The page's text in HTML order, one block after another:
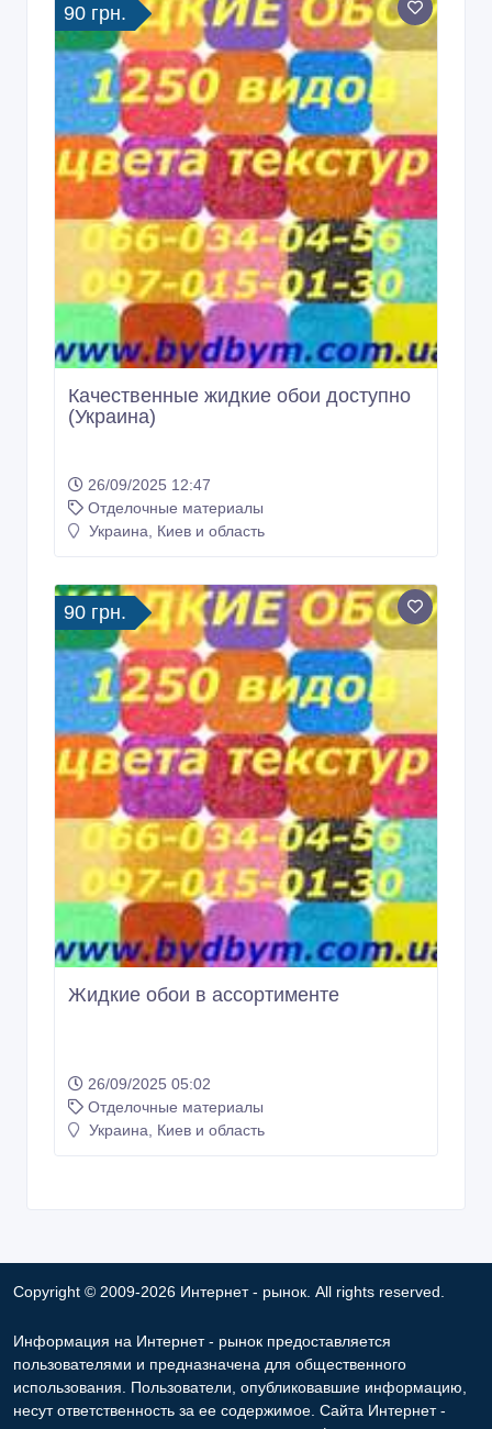
90 грн.
Качественные жидкие обои доступно
(Украина)
26/09/2025 12:47
Отделочные материалы
Украина, Киев и область
90 грн.
Жидкие обои в ассортименте
26/09/2025 05:02
Отделочные материалы
Украина, Киев и область
Copyright © 2009-2026 Интернет - рынок. All rights reserved.
Информация на Интернет - рынок предоставляется
пользователями и предназначена для общественного
использования. Пользователи, опубликовавшие информацию,
несут ответственность за ее содержимое. Сайта Интернет -